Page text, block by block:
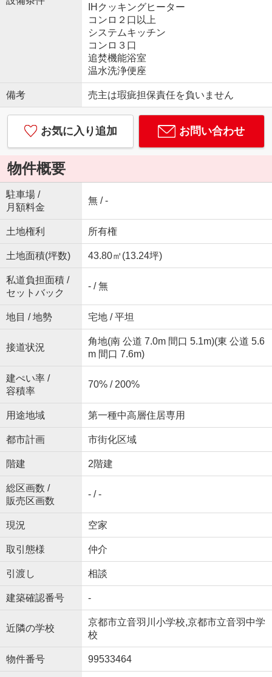
IHクッキングヒーター
コンロ２口以上
システムキッチン
コンロ３口
追焚機能浴室
温水洗浄便座
備考 売主は瑕疵担保責任を負いません
お気に入り追加 お問い合わせ
物件概要
駐車場 /
月額料金
無 / -
土地権利 所有権
土地面積(坪数) 43.80㎡(13.24坪)
私道負担面積 /
セットバック
- / 無
地目 / 地勢 宅地 / 平坦
接道状況
角地(南 公道 7.0m 間口 5.1m)(東 公道 5.6
m 間口 7.6m)
建ぺい率 /
容積率
70% / 200%
用途地域 第一種中高層住居専用
都市計画 市街化区域
階建 2階建
総区画数 /
販売区画数
- / -
現況 空家
取引態様 仲介
引渡し 相談
建築確認番号 -
近隣の学校
京都市立音羽川小学校,京都市立音羽中学
校
物件番号 99533464